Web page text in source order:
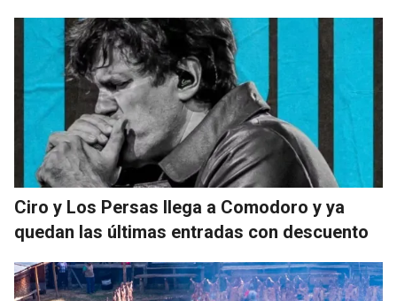
Ciro y Los Persas llega a Comodoro y ya
quedan las últimas entradas con descuento